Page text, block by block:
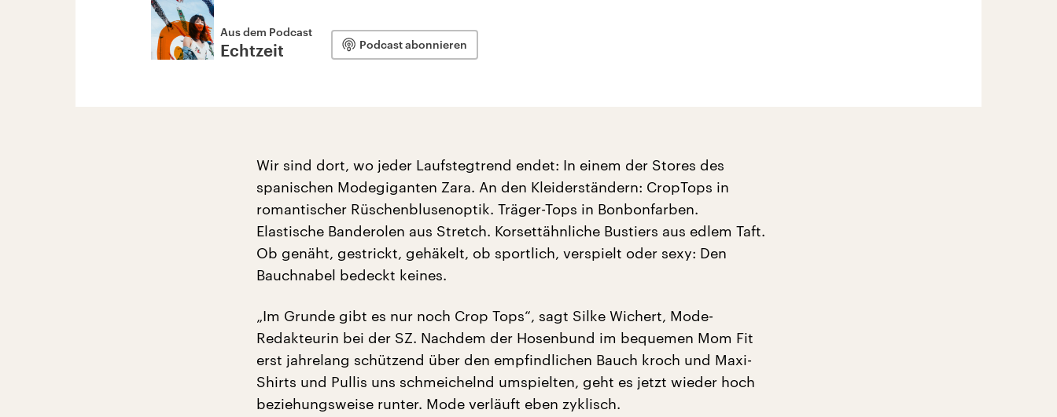
Aus dem Podcast
Echtzeit Podcast abonnieren
Wir sind dort, wo jeder Laufstegtrend endet: In einem der Stores des
spanischen Modegiganten Zara. An den Kleiderständern: CropTops in
romantischer Rüschenblusenoptik. Träger-Tops in Bonbonfarben.
Elastische Banderolen aus Stretch. Korsettähnliche Bustiers aus edlem Taft.
Ob genäht, gestrickt, gehäkelt, ob sportlich, verspielt oder sexy: Den
Bauchnabel bedeckt keines.
„Im Grunde gibt es nur noch Crop Tops“, sagt Silke Wichert, Mode-
Redakteurin bei der SZ. Nachdem der Hosenbund im bequemen Mom Fit
erst jahrelang schützend über den empfindlichen Bauch kroch und Maxi-
Shirts und Pullis uns schmeichelnd umspielten, geht es jetzt wieder hoch
beziehungsweise runter. Mode verläuft eben zyklisch.